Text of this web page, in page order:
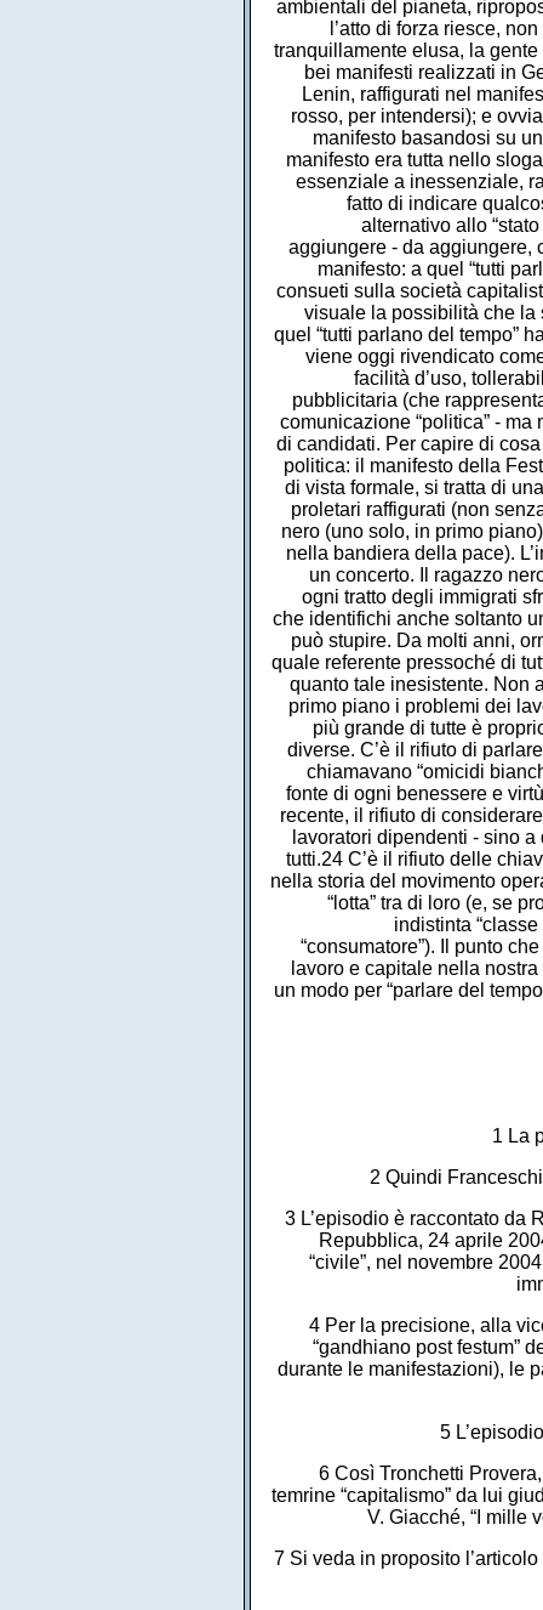
ambientali del pianeta,
l’atto di forza riesce,
tranquillamente elusa, la
bei manifesti realizzati in
Lenin, raffigurati nel
rosso, per intendersi); e
manifesto basandosi su
manifesto era tutta nello
essenziale a inessenziale,
fatto di indicare
alternativo allo
aggiungere - da aggiungere,
manifesto: a quel “tutti
consueti sulla società
visuale la possibilità che la
quel “tutti parlano del tempo”
viene oggi rivendicato
facilità d’uso,
pubblicitaria (che
comunicazione “politica” -
di candidati. Per capire di
politica: il manifesto della
di vista formale, si tratta di
proletari raffigurati (non
nero (uno solo, in primo
nella bandiera della pace).
un concerto. Il ragazzo
ogni tratto degli immigrati
che identifichi anche soltanto
può stupire. Da molti anni,
quale referente pressoché di
quanto tale inesistente. Non
primo piano i problemi dei
più grande di tutte è
diverse. C’è il rifiuto di
chiamavano “omicidi
fonte di ogni benessere e
recente, il rifiuto di
lavoratori dipendenti - sino
tutti.24 C’è il rifiuto delle
nella storia del movimento
“lotta” tra di loro (e, se
indistinta
“consumatore”). Il punto
lavoro e capitale nella
un modo per “parlare del
1 La
2 Quindi
3 L’episodio è raccontato da
Repubblica, 24 aprile
“civile”, nel novembre
4 Per la precisione, alla
“gandhiano post festum”
durante le manifestazioni), le
5
6 Così Tronchetti
temrine “capitalismo” da lui
V. Giacché, “I mille
7 Si veda in proposito